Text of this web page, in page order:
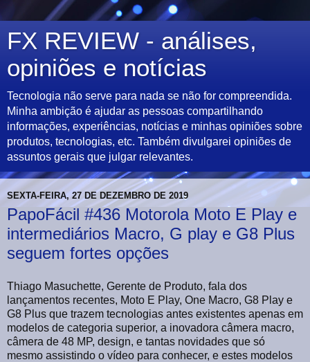
FX REVIEW - análises,
opiniões e notícias
Tecnologia não serve para nada se não for compreendida.
Minha ambição é ajudar as pessoas compartilhando
informações, experiências, notícias e minhas opiniões sobre
produtos, tecnologias, etc. Também divulgarei opiniões de
assuntos gerais que julgar relevantes.
SEXTA-FEIRA, 27 DE DEZEMBRO DE 2019
PapoFácil #436 Motorola Moto E Play e
intermediários Macro, G play e G8 Plus
seguem fortes opções
Thiago Masuchette, Gerente de Produto, fala dos
lançamentos recentes, Moto E Play, One Macro, G8 Play e
G8 Plus que trazem tecnologias antes existentes apenas em
modelos de categoria superior, a inovadora câmera macro,
câmera de 48 MP, design, e tantas novidades que só
mesmo assistindo o vídeo para conhecer, e estes modelos